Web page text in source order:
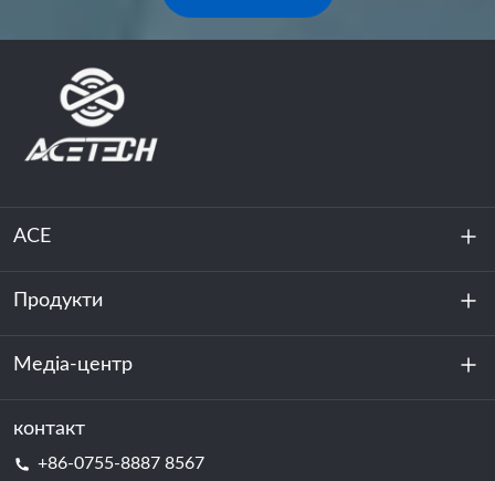
ACE
Про нас
Стійкість
Продукти
Зберігання енергії
Центр обробки даних та серверна кімната
Медіа-центр
Новини
контакт
+86-0755-8887 8567